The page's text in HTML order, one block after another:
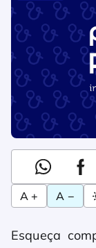
A + A −
Esqueça